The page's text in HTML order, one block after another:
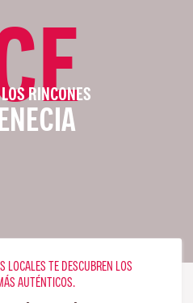
RINCONES
LOCALES TE DESCUBREN LOS
AUTÉNTICOS.